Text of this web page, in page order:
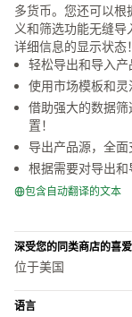
多货币。您还可以根
义和筛选功能无缝
详细信息的显示状态！
轻松导出和导入产
使用市场模板和灵
借助强大的数据
置！
导出产品源，全面
根据需要对导出和
包含自动翻译的文本
深受您的同类商店的喜爱
位于美国
语言